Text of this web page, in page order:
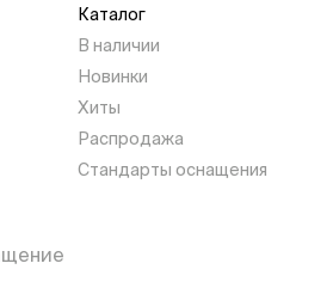
Каталог
В наличии
Новинки
Хиты
Распродажа
Стандарты оснащения